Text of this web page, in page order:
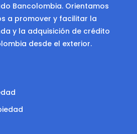
Bancolombia. Orientamos
a promover y facilitar la
y la adquisición de crédito
desde el exterior.